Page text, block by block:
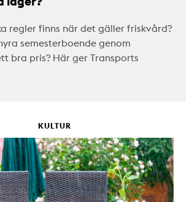
regler finns när det gäller friskvård?
semesterboende genom
bra pris? Här ger Transports
KULTUR